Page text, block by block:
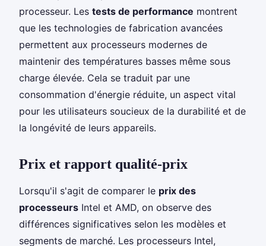
processeur. Les tests de performance montrent
que les technologies de fabrication avancées
permettent aux processeurs modernes de
maintenir des températures basses même sous
charge élevée. Cela se traduit par une
consommation d'énergie réduite, un aspect vital
pour les utilisateurs soucieux de la durabilité et de
la longévité de leurs appareils.
Prix et rapport qualité-prix
Lorsqu'il s'agit de comparer le prix des
processeurs Intel et AMD, on observe des
différences significatives selon les modèles et
segments de marché. Les processeurs Intel,